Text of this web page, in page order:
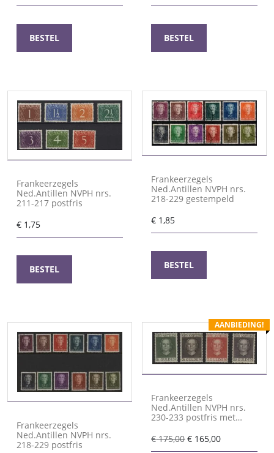
BESTEL BESTEL
Frankeerzegels
Ned.Antillen NVPH nrs.
211-217 postfris
€ 1,75
BESTEL
Frankeerzegels
Ned.Antillen NVPH nrs.
218-229 gestempeld
€ 1,85
BESTEL
Frankeerzegels
Ned.Antillen NVPH nrs.
218-229 postfris
AANBIEDING!
Frankeerzegels
Ned.Antillen NVPH nrs.
230-233 postfris met
€175,00Oorspronkelijke
€ 165,00Huidige